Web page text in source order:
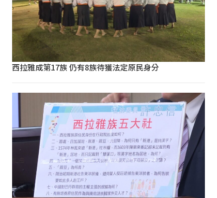
西拉雅成第17族 仍有8族待獲法定原民身分